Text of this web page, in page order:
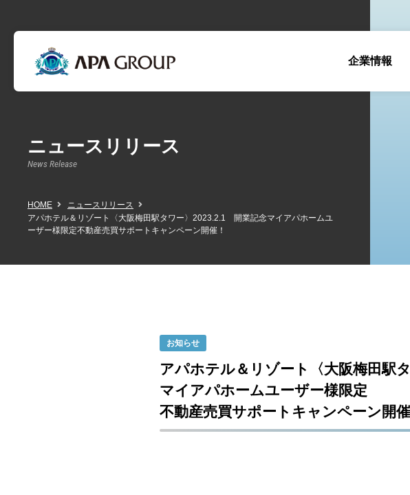
企業情報
ニュースリリース
News Release
HOME
ニュースリリース
アパホテル＆リゾート〈大阪梅田駅タワー〉2023.2.1 開業記念マイアパホームユ
ーザー様限定不動産売買サポートキャンペーン開催！
お知らせ
アパホテル＆リゾート〈大阪梅田駅
マイアパホームユーザー様限定
不動産売買サポートキャンペーン開催